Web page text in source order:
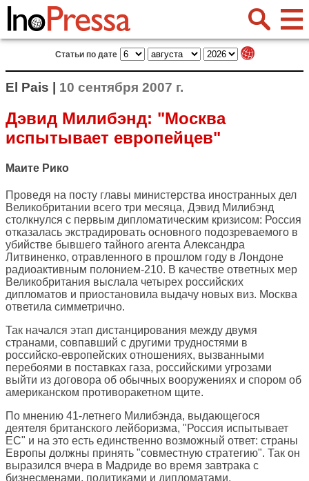
Статьи по дате
El Pais | 10 сентября 2007 г.
Дэвид Милибэнд: "Москва
испытывает европейцев"
Маите Рико
Проведя на посту главы министерства иностранных дел
Великобритании всего три месяца, Дэвид Милибэнд
столкнулся с первым дипломатическим кризисом: Россия
отказалась экстрадировать основного подозреваемого в
убийстве бывшего тайного агента Александра
Литвиненко, отравленного в прошлом году в Лондоне
радиоактивным полонием-210. В качестве ответных мер
Великобритания выслала четырех российских
дипломатов и приостановила выдачу новых виз. Москва
ответила симметрично.
Так начался этап дистанцирования между двумя
странами, совпавший с другими трудностями в
российско-европейских отношениях, вызванными
перебоями в поставках газа, российскими угрозами
выйти из договора об обычных вооружениях и спором об
американском противоракетном щите.
По мнению 41-летнего Милибэнда, выдающегося
деятеля британского лейборизма, "Россия испытывает
ЕС" и на это есть единственно возможный ответ: страны
Европы должны принять "совместную стратегию". Так он
выразился вчера в Мадриде во время завтрака с
бизнесменами, политиками и дипломатами,